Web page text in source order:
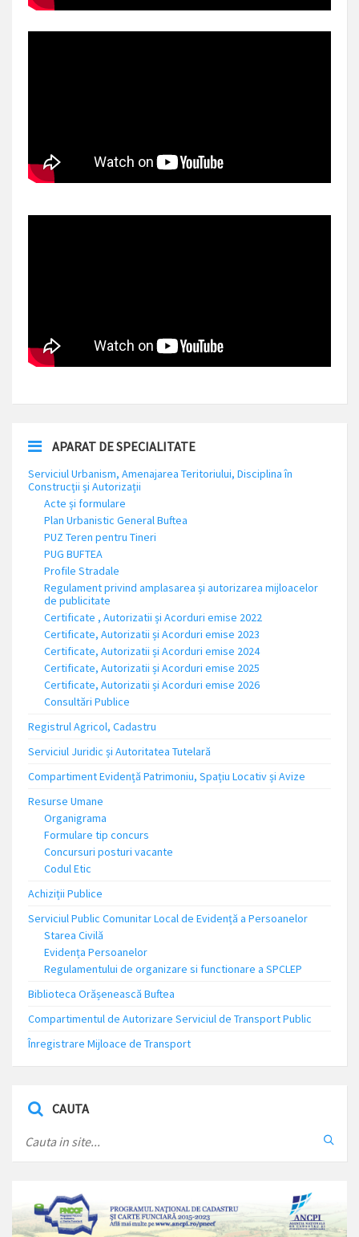
APARAT DE SPECIALITATE
Serviciul Urbanism, Amenajarea Teritoriului, Disciplina în
Construcții și Autorizații
Acte și formulare
Plan Urbanistic General Buftea
PUZ Teren pentru Tineri
PUG BUFTEA
Profile Stradale
Regulament privind amplasarea și autorizarea mijloacelor
de publicitate
Certificate , Autorizatii și Acorduri emise 2022
Certificate, Autorizatii și Acorduri emise 2023
Certificate, Autorizatii și Acorduri emise 2024
Certificate, Autorizatii și Acorduri emise 2025
Certificate, Autorizatii și Acorduri emise 2026
Consultări Publice
Registrul Agricol, Cadastru
Serviciul Juridic și Autoritatea Tutelară
Compartiment Evidență Patrimoniu, Spațiu Locativ și Avize
Resurse Umane
Organigrama
Formulare tip concurs
Concursuri posturi vacante
Codul Etic
Achiziții Publice
Serviciul Public Comunitar Local de Evidență a Persoanelor
Starea Civilă
Evidența Persoanelor
Regulamentului de organizare si functionare a SPCLEP
Biblioteca Orășenească Buftea
Compartimentul de Autorizare Serviciul de Transport Public
Înregistrare Mijloace de Transport
CAUTA